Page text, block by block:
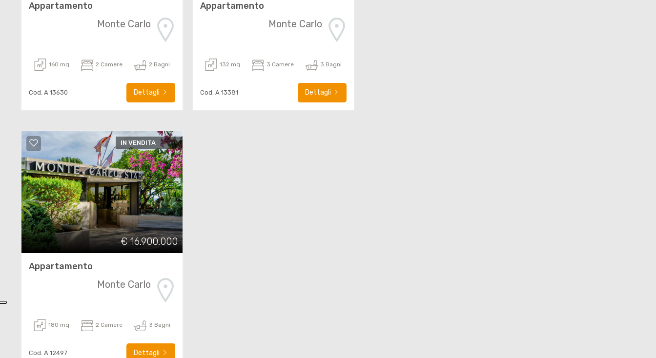
Appartamento
Monte Carlo
160 mq 2 Camere 2 Bagni
Cod. A 13630 Dettagli
Appartamento
Monte Carlo
132 mq 3 Camere 3 Bagni
Cod. A 13381 Dettagli
IN VENDITA
€ 16.900.000
Appartamento
Monte Carlo
180 mq 2 Camere 3 Bagni
Cod. A 12497 Dettagli